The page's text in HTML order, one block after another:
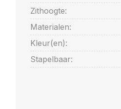
Zithoogte:
Materialen:
Kleur(en):
Stapelbaar: